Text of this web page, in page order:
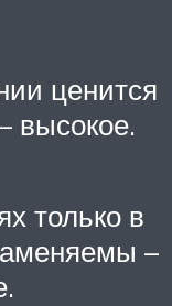
ценится
высокое.
только в
–